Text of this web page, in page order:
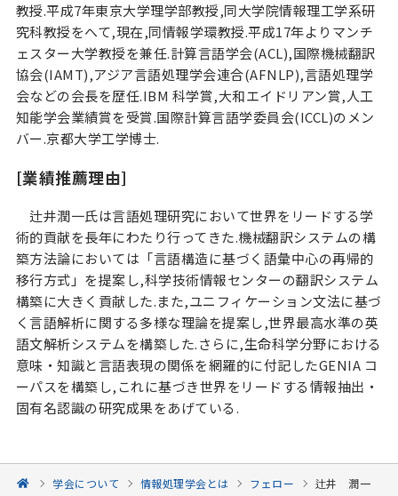
教授.平成7年東京大学理学部教授,同大学院情報理工学系研
究科教授をへて,現在,同情報学環教授.平成17年よりマンチ
ェスター大学教授を兼任.計算言語学会(ACL),国際機械翻訳
協会(IAMT),アジア言語処理学会連合(AFNLP),言語処理学
会などの会長を歴任.IBM 科学賞,大和エイドリアン賞,人工
知能学会業績賞を受賞.国際計算言語学委員会(ICCL)のメン
バー.京都大学工学博士.
[業績推薦理由]
辻井潤一氏は言語処理研究において世界をリードする学
術的貢献を長年にわたり行ってきた.機械翻訳システムの構
築方法論においては「言語構造に基づく語彙中心の再帰的
移行方式」を提案し,科学技術情報センターの翻訳システム
構築に大きく貢献した.また,ユニフィケーション文法に基づ
く言語解析に関する多様な理論を提案し,世界最高水準の英
語文解析システムを構築した.さらに,生命科学分野における
意味・知識と言語表現の関係を網羅的に付記したGENIA コ
ーパスを構築し,これに基づき世界をリードする情報抽出・
固有名認識の研究成果をあげている.
学会について 情報処理学会とは フェロー
辻井 潤一